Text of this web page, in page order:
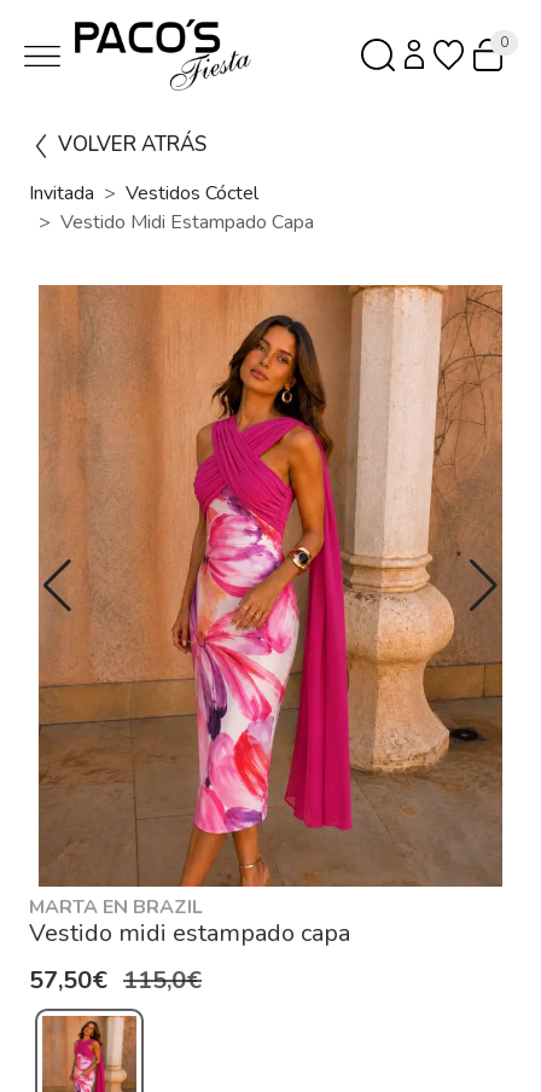
0
VOLVER ATRÁS
Invitada
Vestidos Cóctel
Vestido Midi Estampado Capa
MARTA EN BRAZIL
Vestido midi estampado capa
57,50€ 115,0€